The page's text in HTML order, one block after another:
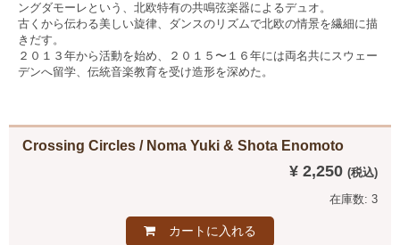
ングダモーレという、北欧特有の共鳴弦楽器によるデュオ。
古くから伝わる美しい旋律、ダンスのリズムで北欧の情景を繊細に描
きだす。
２０１３年から活動を始め、２０１５〜１６年には両名共にスウェー
デンへ留学、伝統音楽教育を受け造形を深めた。
Crossing Circles / Noma Yuki & Shota Enomoto
¥ 2,250
在庫数: 3
カートに入れる